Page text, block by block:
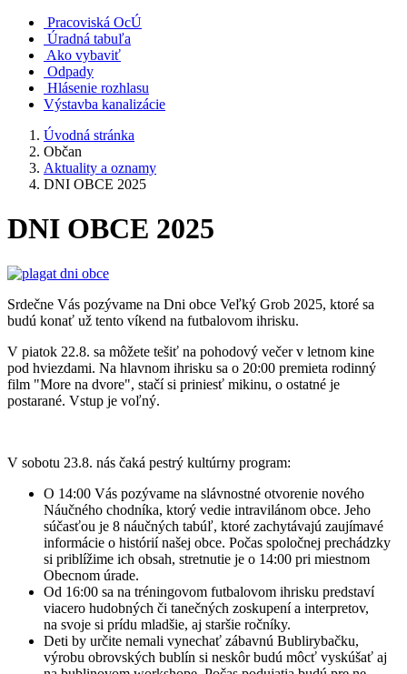
Pracoviská OcÚ
Úradná tabuľa
Ako vybaviť
Odpady
Hlásenie rozhlasu
Výstavba kanalizácie
Úvodná stránka
Občan
Aktuality a oznamy
DNI OBCE 2025
DNI OBCE 2025
Srdečne Vás pozývame na Dni obce Veľký Grob 2025, ktoré sa
budú konať už tento víkend na futbalovom ihrisku.
V piatok 22.8. sa môžete tešiť na pohodový večer v letnom kine
pod hviezdami. Na hlavnom ihrisku sa o 20:00 premieta rodinný
film "More na dvore", stačí si priniesť mikinu, o ostatné je
postarané. Vstup je voľný.
V sobotu 23.8. nás čaká pestrý kultúrny program:
O 14:00 Vás pozývame na slávnostné otvorenie nového
Náučného chodníka, ktorý vedie intravilánom obce. Jeho
súčasťou je 8 náučných tabúľ, ktoré zachytávajú zaujímavé
informácie o histórií našej obce. Počas spoločnej prechádzky
si priblížime ich obsah, stretnutie je o 14:00 pri miestnom
Obecnom úrade.
Od 16:00 sa na tréningovom futbalovom ihrisku predstaví
viacero hudobných či tanečných zoskupení a interpretov,
na svoje si prídu mladšie, aj staršie ročníky.
Deti by určite nemali vynechať zábavnú Bublirybačku,
výrobu obrovských bublín si neskôr budú môcť vyskúšať aj